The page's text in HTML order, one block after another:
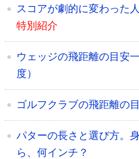
スコアが劇的に変わった
特別紹介
ウェッジの飛距離の目安
度）
ゴルフクラブの飛距離の
パターの長さと選び方。
ら、何インチ？